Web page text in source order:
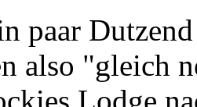
also "gleich
Lodge
Wildnis